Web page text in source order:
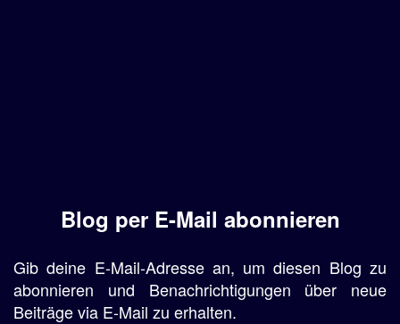
Blog per E-Mail abonnieren
Gib deine E-Mail-Adresse an, um diesen Blog zu
abonnieren und Benachrichtigungen über neue
Beiträge via E-Mail zu erhalten.